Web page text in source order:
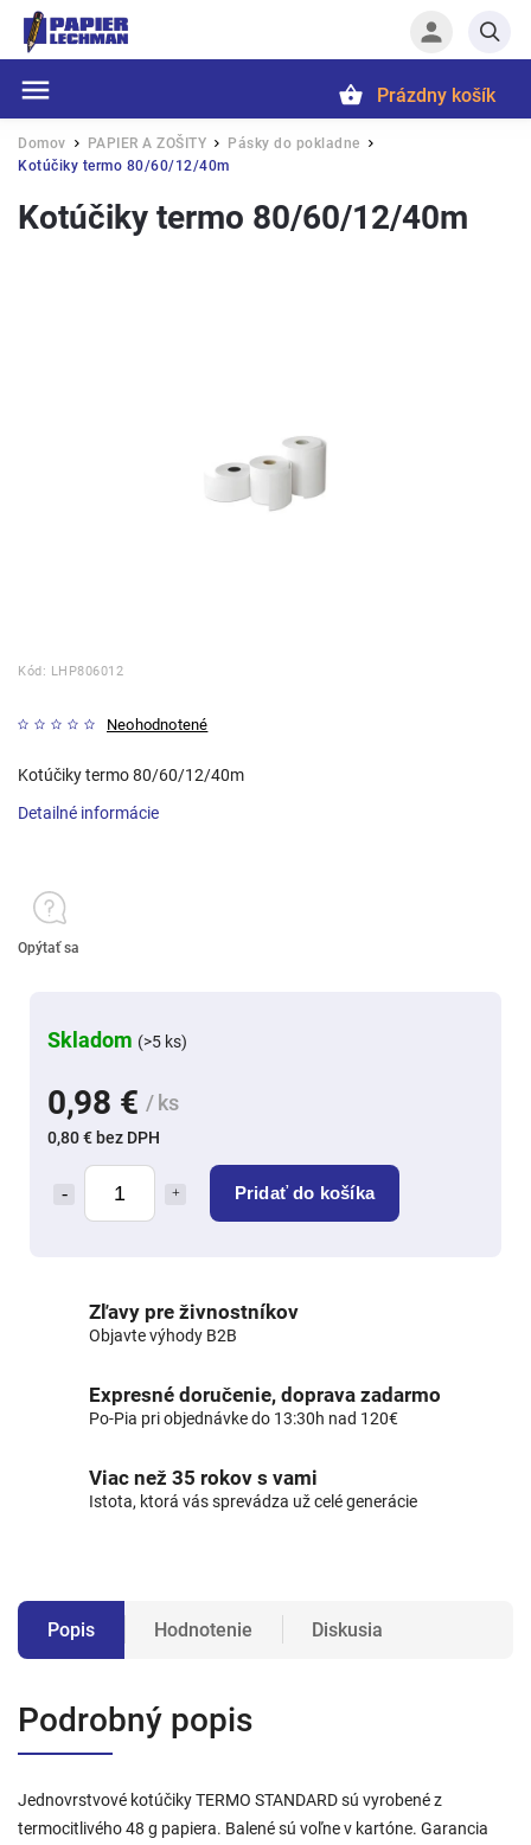
Prázdny košík
Domov / PAPIER A ZOŠITY / Pásky do pokladne /
Kotúčiky termo 80/60/12/40m
Kotúčiky termo 80/60/12/40m
Kód: LHP806012
Neohodnotené
0,98 € / ks
0,80 € bez DPH
Pridať do košíka
Skladom (>5 ks)
Kotúčiky termo 80/60/12/40m
Detailné informácie
Opýtať sa
Zľavy pre živnostníkov
Objavte výhody B2B
Expresné doručenie, doprava zadarmo
Po-Pia pri objednávke do 13:30h nad 120€
Viac než 35 rokov s vami
Istota, ktorá vás sprevádza už celé generácie
Popis Hodnotenie Diskusia
Podrobný popis
Jednovrstvové kotúčiky TERMO STANDARD sú vyrobené z
termocitlivého 48 g papiera. Balené sú voľne v kartóne. Garancia